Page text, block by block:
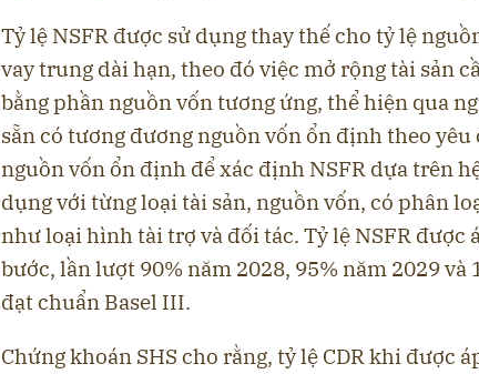
Tỷ lệ NSFR được sử dụng thay thế cho tỷ lệ
vay trung dài hạn, theo đó việc mở rộng tài sản
bằng phần nguồn vốn tương ứng, thể hiện qua
sẵn có tương đương nguồn vốn ổn định theo
nguồn vốn ổn định để xác định NSFR dựa trên
dụng với từng loại tài sản, nguồn vốn, có phân
như loại hình tài trợ và đối tác. Tỷ lệ NSFR được
bước, lần lượt 90% năm 2028, 95% năm 2029 và
đạt chuẩn Basel III.
Chứng khoán SHS cho rằng, tỷ lệ CDR khi được